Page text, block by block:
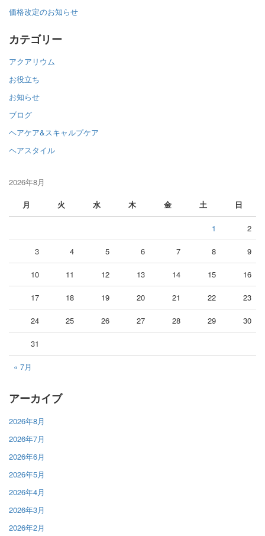
価格改定のお知らせ
カテゴリー
アクアリウム
お役立ち
お知らせ
ブログ
ヘアケア&スキャルプケア
ヘアスタイル
2026年8月
月
火 水 木 金 土 日
« 7月
1 2
3 4 5 6 7 8 9
10 11 12 13 14 15 16
17 18 19 20 21 22 23
24 25 26 27 28 29 30
31
アーカイブ
2026年8月
2026年7月
2026年6月
2026年5月
2026年4月
2026年3月
2026年2月